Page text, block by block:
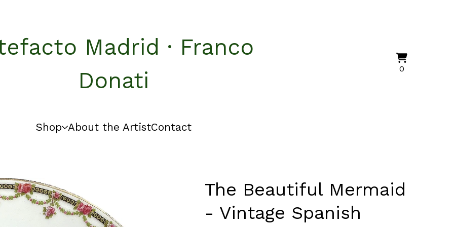
Madrid · Franco
Donati
0View
0
Shop About the ArtistContact
The Beautiful Mermaid
- Vintage Spanish